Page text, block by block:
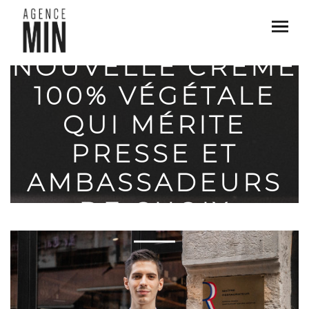
FLORA: UNE
NOUVELLE CRÈME
100% VÉGÉTALE
QUI MÉRITE
PRESSE ET
AMBASSADEURS
DE CHOIX